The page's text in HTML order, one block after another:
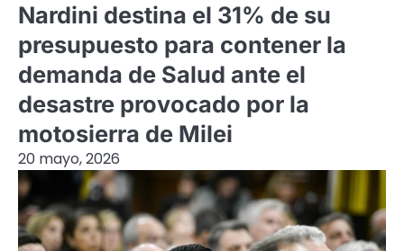
Nardini destina el 31% de su
presupuesto para contener la
demanda de Salud ante el
desastre provocado por la
motosierra de Milei
20 mayo, 2026